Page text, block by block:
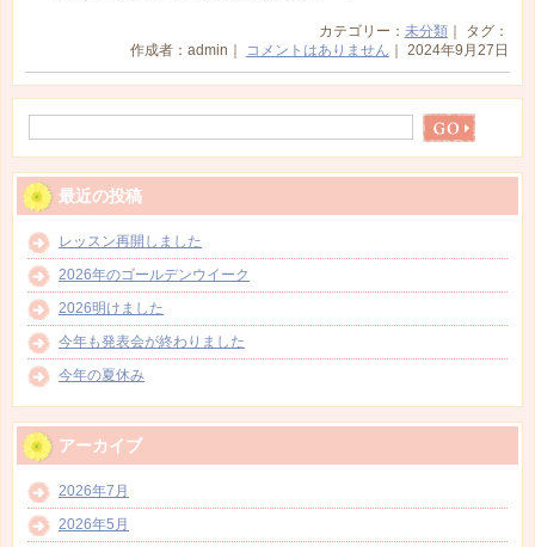
カテゴリー： 未分類｜ タグ：
作成者：admin｜
コメントはありません ｜ 2024年9月27日
最近の投稿
レッスン再開しました
2026年のゴールデンウイーク
2026明けました
今年も発表会が終わりました
今年の夏休み
アーカイブ
2026年7月
2026年5月